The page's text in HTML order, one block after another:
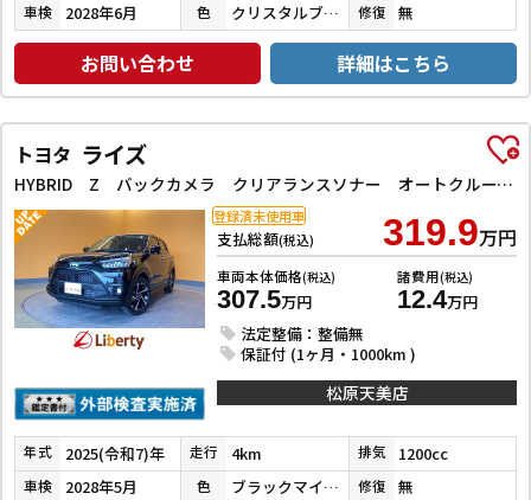
車検 2028年6月 色 クリスタルブラックパール 修復 無
お問い合わせ 詳細はこちら
トヨタ ライズ
HYBRID Z バックカメラ クリアランスソナー オートクルーズコントロール レーンアシスト 衝突被害軽減システム TV オートライト LEDヘッドランプ アルミホイール スマートキー アイドリングストップ
支払総額(税込) 319.9万円
車両本体価格(税込)
307.5万円
諸費用(税込)
12.4万円
法定整備：整備無
保証付 (1ヶ月・1000km )
登録済未使用車
松原天美店
年式 2025(令和7)年 走行 4km 排気 1200cc
車検 2028年5月 色 ブラックマイカメタリック 修復 無